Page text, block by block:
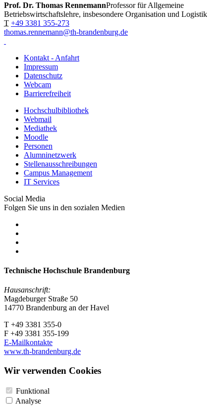
Prof. Dr. Thomas RennemannProfessor für Allgemeine
Betriebswirtschaftslehre, insbesondere Organisation und Logistik
T +49 3381 355-273
thomas.rennemann@th-brandenburg.de
Kontakt - Anfahrt
Impressum
Datenschutz
Webcam
Barrierefreiheit
Hochschulbibliothek
Webmail
Mediathek
Moodle
Personen
Alumninetzwerk
Stellenausschreibungen
Campus Management
IT Services
Social Media
Folgen Sie uns in den sozialen Medien
Technische Hochschule Brandenburg
Hausanschrift:
Magdeburger Straße 50
14770 Brandenburg an der Havel
T +49 3381 355-0
F +49 3381 355-199
E-Mailkontakte
www.th-brandenburg.de
Wir verwenden Cookies
Funktional
Analyse